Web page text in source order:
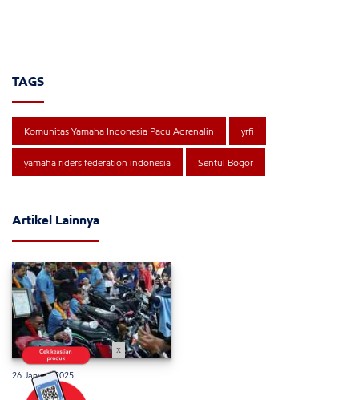
TAGS
Komunitas Yamaha Indonesia Pacu Adrenalin yrfi
yamaha riders federation indonesia Sentul Bogor
Artikel Lainnya
26 Januari 2025
x